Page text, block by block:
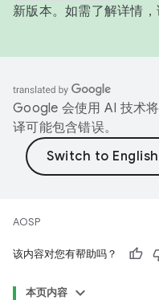
新版本。如需了解详情，
Google 会使用 AI 技术
译可能包含错误。
AOSP
该内容对您有帮助吗？
本页内容